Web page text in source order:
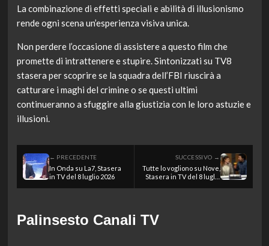
La combinazione di effetti speciali e abilità di illusionismo
rende ogni scena un’esperienza visiva unica.
Non perdere l’occasione di assistere a questo film che
promette di intrattenere e stupire. Sintonizzati su TV8
stasera per scoprire se la squadra dell’FBI riuscirà a
catturare i maghi del crimine o se questi ultimi
continueranno a sfuggire alla giustizia con le loro astuzie e
illusioni.
← PRECEDENTE
In Onda su La7, Stasera
in TV del 8 luglio 2026
SUCCESSIVO →
Tutte lo vogliono su Nove,
Stasera in TV del 8 luglio
Palinsesto Canali TV